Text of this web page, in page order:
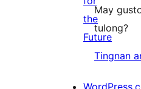
May
tulong?
Tingnan
the
Future